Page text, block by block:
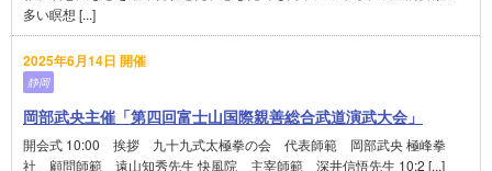
多い瞑想 [...]
2025年6月14日 開催
静岡
岡部武央主催「第四回富士山国際親善総合武道演武大会」
開会式 10:00 挨拶 九十九式太極拳の会 代表師範 岡部武央 極峰拳
社 顧問師範 遠山知秀先生 快風院 主宰師範 深井信悟先生 10:2 [...]